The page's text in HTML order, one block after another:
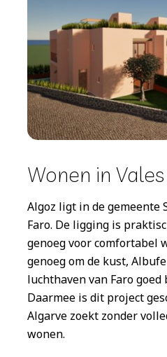
Wonen in
Algoz ligt in de gemeente
Faro. De ligging is
genoeg voor comfortabel
genoeg om de kust,
luchthaven van Faro
Daarmee is dit project
Algarve zoekt zonder
wonen.